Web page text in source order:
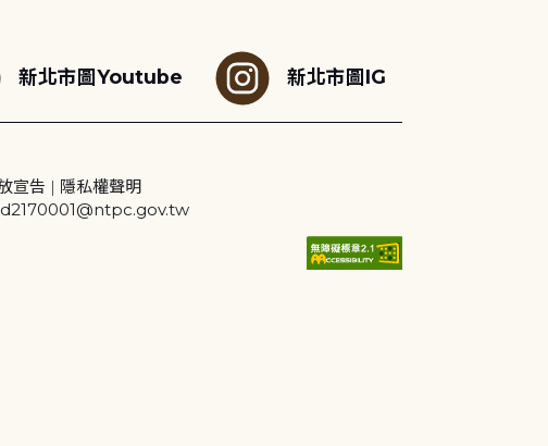
新北市圖Youtube 新北市圖IG
宣告 | 隱私權聲明